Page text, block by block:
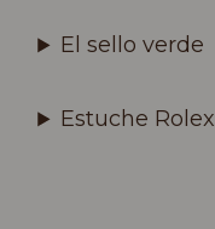
El sello verde
Estuche Rolex